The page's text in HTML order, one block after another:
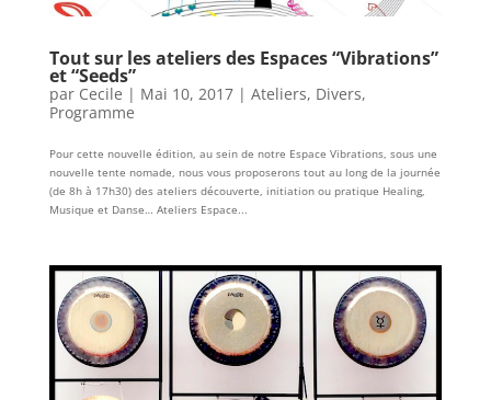
Tout sur les ateliers des Espaces “Vibrations”
et “Seeds”
par Cecile | Mai 10, 2017| Ateliers, Divers,
Programme
Pour cette nouvelle édition, au sein de notre Espace Vibrations, sous une
nouvelle tente nomade, nous vous proposerons tout au long de la journée
(de 8h à 17h30) des ateliers découverte, initiation ou pratique Healing,
Musique et Danse… Ateliers Espace...